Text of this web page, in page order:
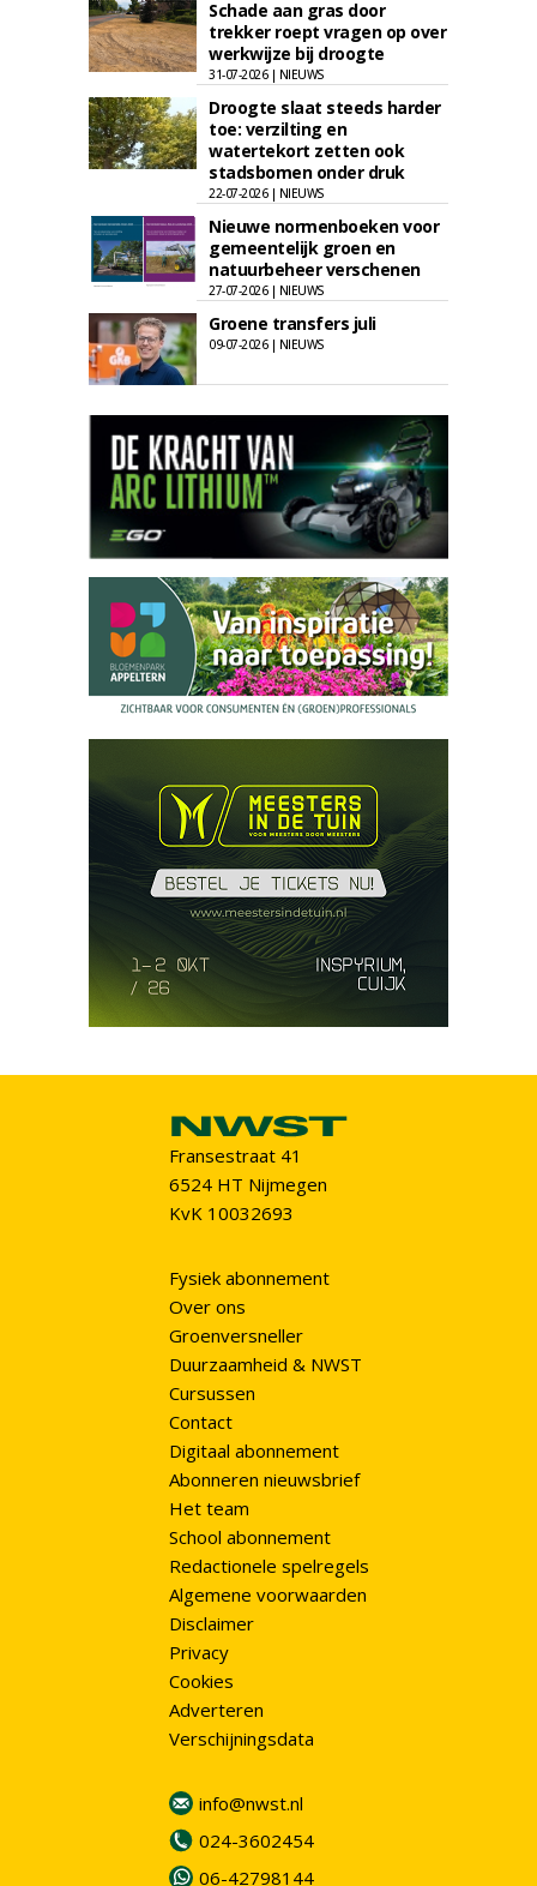
Schade aan gras door
trekker roept vragen op over
werkwijze bij droogte
31-07-2026 | NIEUWS
Droogte slaat steeds harder
toe: verzilting en
watertekort zetten ook
stadsbomen onder druk
22-07-2026 | NIEUWS
Nieuwe normenboeken voor
gemeentelijk groen en
natuurbeheer verschenen
27-07-2026 | NIEUWS
Groene transfers juli
09-07-2026 | NIEUWS
Fransestraat 41
6524 HT Nijmegen
KvK 10032693
Fysiek abonnement
Over ons
Groenversneller
Duurzaamheid & NWST
Cursussen
Contact
Digitaal abonnement
Abonneren nieuwsbrief
Het team
School abonnement
Redactionele spelregels
Algemene voorwaarden
Disclaimer
Privacy
Cookies
Adverteren
Verschijningsdata
info@nwst.nl
024-3602454
06-42798144